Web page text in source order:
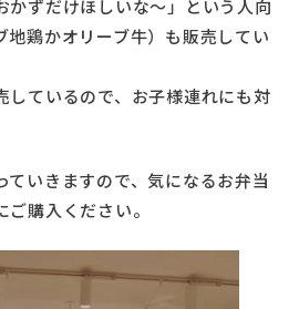
かずだけほしいな～」という人向
地鶏かオリーブ牛）も販売してい
しているので、お子様連れにも対
いきますので、気になるお弁当
購入ください。